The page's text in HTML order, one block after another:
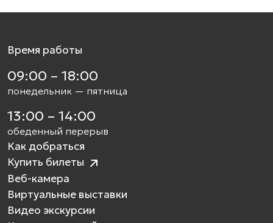
Время работы
09:00 – 18:00
понедельник — пятница
13:00 – 14:00
обеденный перерыв
Как добраться
Купить билеты
Веб-камера
Виртуальные выставки
Видео экскурсии